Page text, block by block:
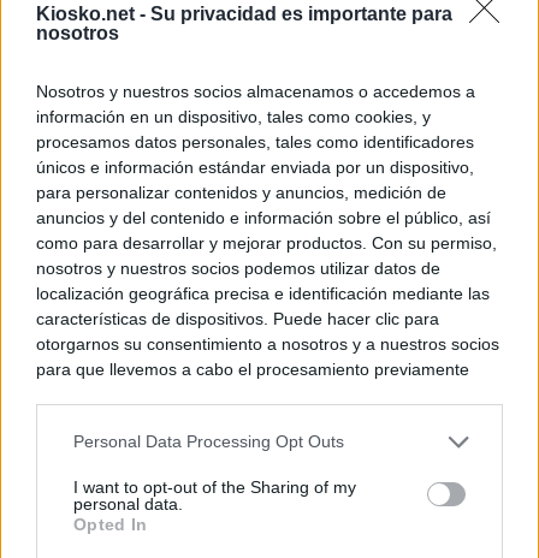
Kiosko.net - Su privacidad es importante para
nosotros
Nosotros y nuestros socios almacenamos o accedemos a
información en un dispositivo, tales como cookies, y
procesamos datos personales, tales como identificadores
únicos e información estándar enviada por un dispositivo,
para personalizar contenidos y anuncios, medición de
anuncios y del contenido e información sobre el público, así
como para desarrollar y mejorar productos. Con su permiso,
nosotros y nuestros socios podemos utilizar datos de
localización geográfica precisa e identificación mediante las
características de dispositivos. Puede hacer clic para
otorgarnos su consentimiento a nosotros y a nuestros socios
para que llevemos a cabo el procesamiento previamente
negar su consentimiento. Tenga en cuenta que algún
de su consentimiento, pero usted tiene el derecho de
rechazar tal procesamiento. Sus preferencias se aplicarán
Personal Data Processing Opt Outs
I want to opt-out of the Sharing of my
personal data.
Opted In